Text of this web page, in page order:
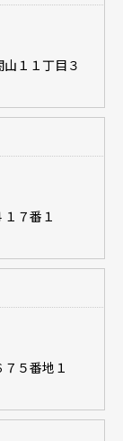
１１丁目３
７番１
５番地１